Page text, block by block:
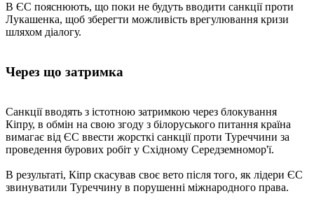
В ЄС пояснюють, що поки не будуть вводити санкції проти
Лукашенка, щоб зберегти можливість врегулювання кризи
шляхом діалогу.
Через що затримка
Санкції вводять з істотною затримкою через блокування
Кіпру, в обмін на свою згоду з білоруського питання країна
вимагає від ЄС ввести жорсткі санкції проти Туреччини за
проведення бурових робіт у Східному Середземномор'ї.
В результаті, Кіпр скасував своє вето після того, як лідери ЄС
звинуватили Туреччину в порушенні міжнародного права.